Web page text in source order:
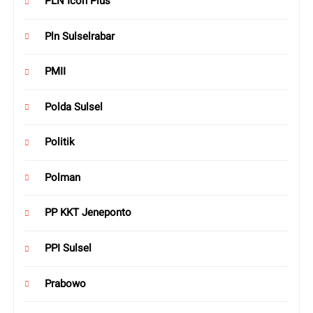
Pln Sulselrabar
PMII
Polda Sulsel
Politik
Polman
PP KKT Jeneponto
PPI Sulsel
Prabowo